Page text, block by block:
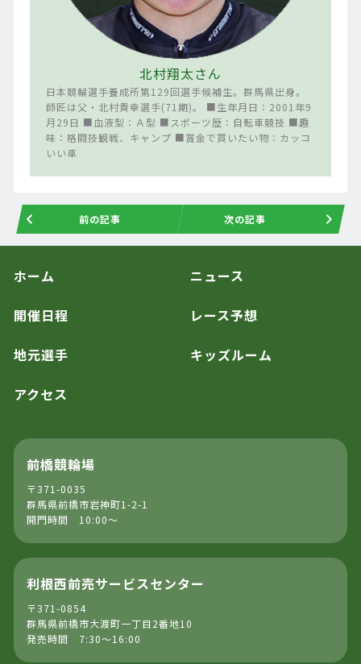
北村翔太さん
日本競輪選手養成所第129回選手候補生。群馬県出身。
師匠は父・北村貴幸選手(71期)。 ■生年月日：2001年9
月29日 ■血液型：Ａ型 ■スポーツ歴：自転車競技 ■趣
味：格闘技観戦、キャンプ ■賞金で買いたい物：カッコ
いい車
前の記事 次の記事
ホーム ニュース
開催日程 レース予想
地元選手 キッズルーム
アクセス
前橋競輪場
〒371-0035
群馬県前橋市岩神町1-2-1
開門時間 10:00～
利根西前売サービスセンター
〒371-0854
群馬県前橋市大渡町一丁目2番地10
発売時間 7:30～16:00